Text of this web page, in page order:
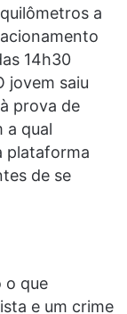
a
14h30
jovem saiu
prova de
a qual
plataforma
de se
o que
e um crime